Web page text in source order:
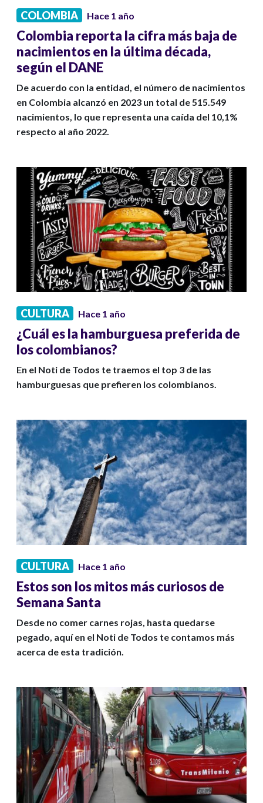
COLOMBIA Hace 1 año
Colombia reporta la cifra más baja de
nacimientos en la última década,
según el DANE
De acuerdo con la entidad, el número de nacimientos
en Colombia alcanzó en 2023 un total de 515.549
nacimientos, lo que representa una caída del 10,1%
respecto al año 2022.
CULTURA Hace 1 año
¿Cuál es la hamburguesa preferida de
los colombianos?
En el Noti de Todos te traemos el top 3 de las
hamburguesas que prefieren los colombianos.
CULTURA Hace 1 año
Estos son los mitos más curiosos de
Semana Santa
Desde no comer carnes rojas, hasta quedarse
pegado, aquí en el Noti de Todos te contamos más
acerca de esta tradición.